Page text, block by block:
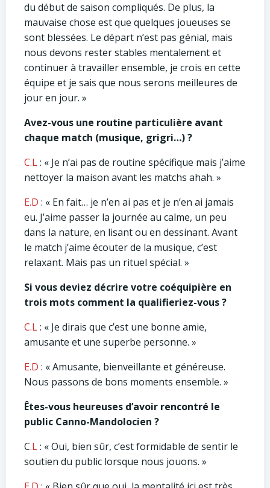
du début de saison compliqués. De plus, la
mauvaise chose est que quelques joueuses se
sont blessées. Le départ n’est pas génial, mais
nous devons rester stables mentalement et
continuer à travailler ensemble, je crois en cette
équipe et je sais que nous serons meilleures de
jour en jour. »
Avez-vous une routine particulière avant
chaque match (musique, grigri…) ?
C.L: « Je n’ai pas de routine spécifique mais j’aime
nettoyer la maison avant les matchs ahah. »
E.D : « En fait… je n’en ai pas et je n’en ai jamais
eu. J’aime passer la journée au calme, un peu
dans la nature, en lisant ou en dessinant. Avant
le match j’aime écouter de la musique, c’est
relaxant. Mais pas un rituel spécial. »
Si vous deviez décrire votre coéquipière en
trois mots comment la qualifieriez-vous ?
C.L: « Je dirais que c’est une bonne amie,
amusante et une superbe personne. »
E.D : « Amusante, bienveillante et généreuse.
Nous passons de bons moments ensemble. »
Êtes-vous heureuses d’avoir rencontré le
public Canno-Mandolocien ?
C.L: « Oui, bien sûr, c’est formidable de sentir le
soutien du public lorsque nous jouons. »